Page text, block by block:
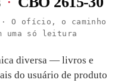
· O ofício, o caminho
uma só leitura
diversa — livros e
do usuário de produto